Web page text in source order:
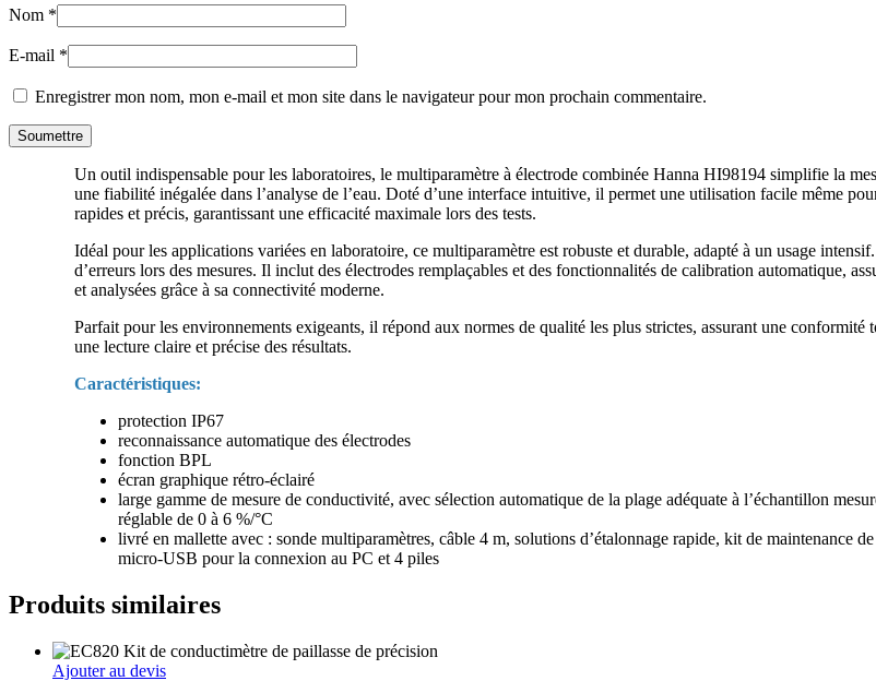
Nom *
E-mail *
Enregistrer mon nom, mon e-mail et mon site dans le navigateur pour mon prochain commentaire.
Un outil indispensable pour les laboratoires, le multiparamètre à électrode combinée Hanna HI98194 simplifie la
une fiabilité inégalée dans l’analyse de l’eau. Doté d’une interface intuitive, il permet une utilisation facile même
rapides et précis, garantissant une efficacité maximale lors des tests.
Idéal pour les applications variées en laboratoire, ce multiparamètre est robuste et durable, adapté à un usage
d’erreurs lors des mesures. Il inclut des électrodes remplaçables et des fonctionnalités de calibration automatique,
et analysées grâce à sa connectivité moderne.
Parfait pour les environnements exigeants, il répond aux normes de qualité les plus strictes, assurant une
une lecture claire et précise des résultats.
Caractéristiques:
protection IP67
reconnaissance automatique des électrodes
fonction BPL
écran graphique rétro-éclairé
large gamme de mesure de conductivité, avec sélection automatique de la plage adéquate à l’échantillon
réglable de 0 à 6 %/°C
livré en mallette avec : sonde multiparamètres, câble 4 m, solutions d’étalonnage rapide, kit de maintenance
micro-USB pour la connexion au PC et 4 piles
Produits similaires
Ajouter au devis